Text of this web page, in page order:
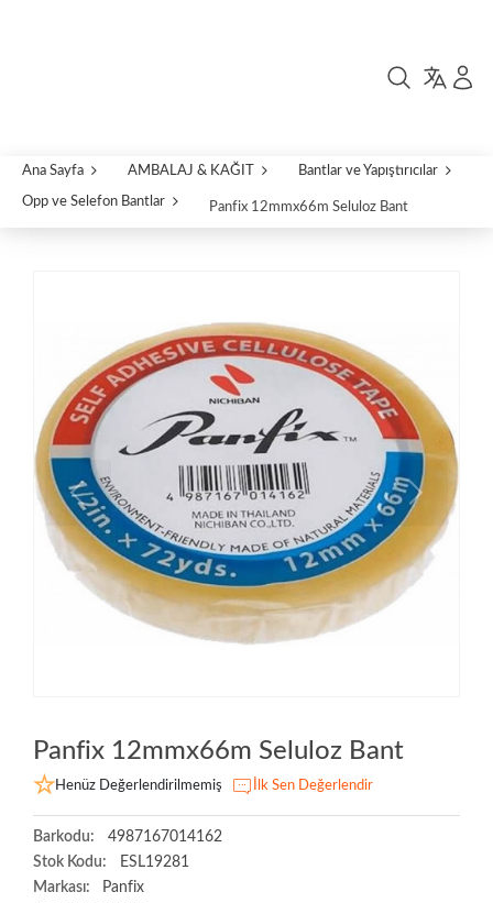
Ana Sayfa AMBALAJ & KAĞIT Bantlar ve Yapıştırıcılar
Opp ve Selefon Bantlar Panfix 12mmx66m Seluloz Bant
Panfix 12mmx66m Seluloz Bant
Henüz Değerlendirilmemiş İlk Sen Değerlendir
Barkodu:
4987167014162
Stok Kodu:
ESL19281
Markası:
Panfix